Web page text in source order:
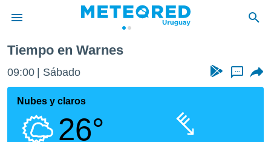
de
ha
Tiempo en Warnes
09:00 Sábado ...
Nubes y claros
26°